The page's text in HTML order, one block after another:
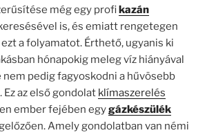
még egy profikazán
is, és emiatt rengetegen
a folyamatot. Érthető, ugyanis ki
hónapokig meleg víz hiányával
nem pedig fagyoskodni a hűvösebb
Ez az első gondolat klímaszerelés
ember fejében egygázkészülék
Amely gondolatban van némi